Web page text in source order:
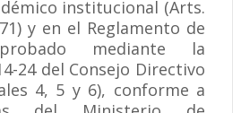
institucional (Arts.
y en el Reglamento de
mediante la
24 del Consejo Directivo
4, 5 y 6), conforme a